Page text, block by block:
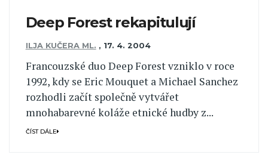
Deep Forest rekapitulují
ILJA KUČERA ML. , 17. 4. 2004
Francouzské duo Deep Forest vzniklo v roce
1992, kdy se Eric Mouquet a Michael Sanchez
rozhodli začít společně vytvářet
mnohabarevné koláže etnické hudby z...
ČÍST DÁLE